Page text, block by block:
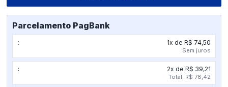
Com
Proteção
de
Neutro
M-
40KA
Parcelamento PagBank
1x de R$ 74,50
Sem juros
2x de R$ 39,21
Total: R$ 78,42